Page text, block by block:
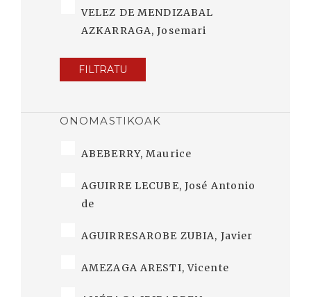
VELEZ DE MENDIZABAL
AZKARRAGA, Josemari
FILTRATU
ONOMASTIKOAK
ABEBERRY, Maurice
AGUIRRE LECUBE, José Antonio
de
AGUIRRESAROBE ZUBIA, Javier
AMEZAGA ARESTI, Vicente